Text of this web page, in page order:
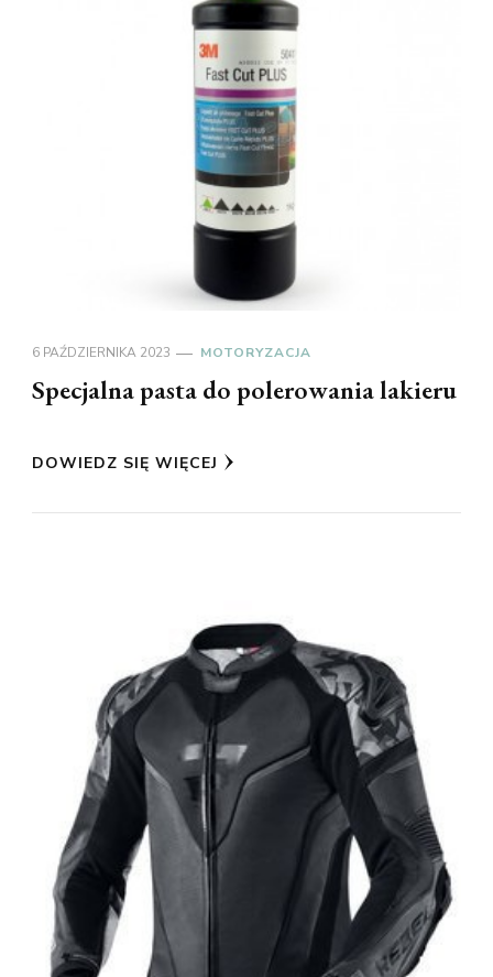
6 PAŹDZIERNIKA 2023 MOTORYZACJA
Specjalna pasta do polerowania lakieru
DOWIEDZ SIĘ WIĘCEJ